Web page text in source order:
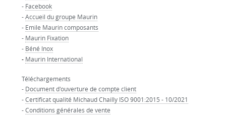
- Facebook
-Accueil du groupe Maurin
- Emile Maurin composants
- Maurin Fixation
- Béné Inox
- Maurin International
Téléchargements
- Document d'ouverture de compte client
-Certificat qualité Michaud Chailly ISO 9001:2015 - 10/2021
-Conditions générales de vente